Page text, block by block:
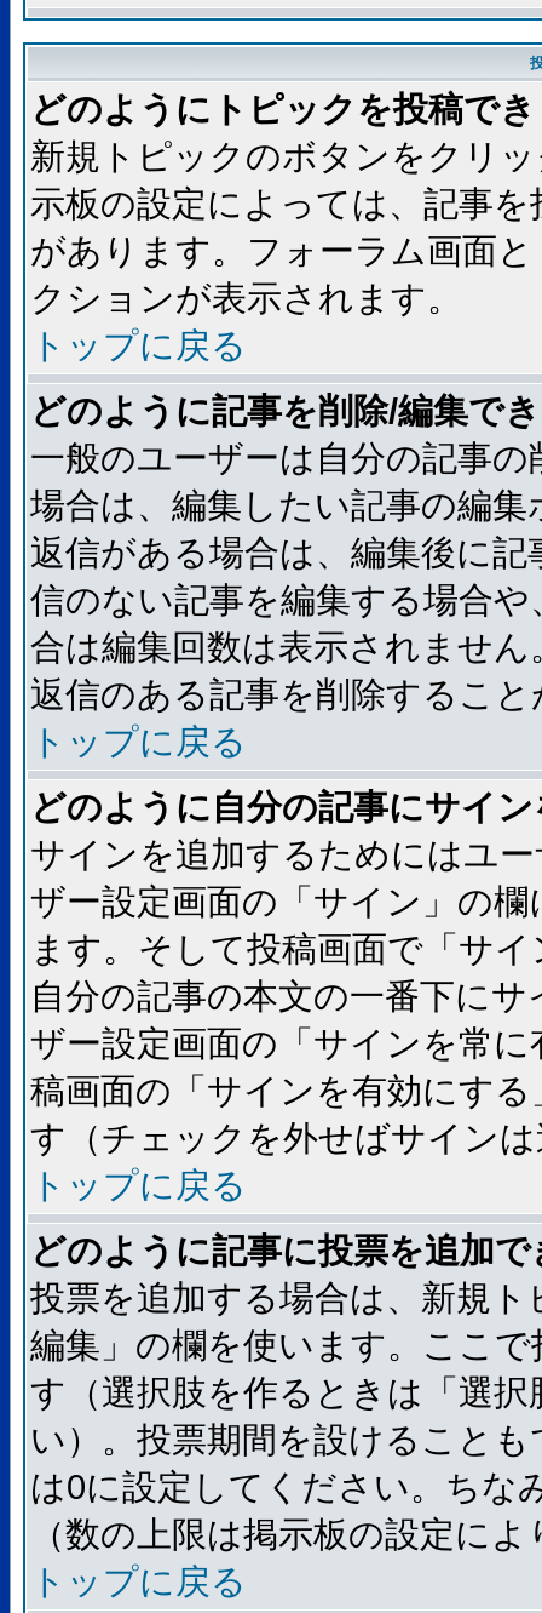
どのようにトピックを投稿で
新規トピックのボタンをクリ
示板の設定によっては、記事
があります。フォーラム画面
クションが表示されます。
トップに戻る
どのように記事を削除/編集で
一般のユーザーは自分の記事
場合は、編集したい記事の編
返信がある場合は、編集後に
信のない記事を編集する場合
合は編集回数は表示されませ
返信のある記事を削除するこ
トップに戻る
どのように自分の記事にサイ
サインを追加するためにはユ
ザー設定画面の「サイン」の
ます。そして投稿画面で「サ
自分の記事の本文の一番下に
ザー設定画面の「サインを常
稿画面の「サインを有効にす
す（チェックを外せばサイン
トップに戻る
どのように記事に投票を追加
投票を追加する場合は、新規
編集」の欄を使います。ここ
す（選択肢を作るときは「選
い）。投票期間を設けること
は0に設定してください。ちな
（数の上限は掲示板の設定に
トップに戻る